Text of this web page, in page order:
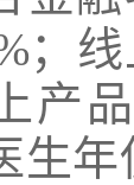
；
产
生年